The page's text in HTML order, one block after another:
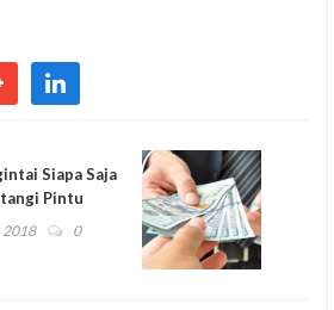
Siapa Saja
Pintu
2018 0